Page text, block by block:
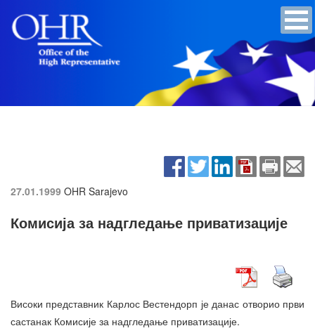
27.01.1999 OHR Sarajevo
Комисија за надгледање приватизације
Високи представник Карлос Вестендорп је данас отворио први
састанак Комисије за надгледање приватизације.